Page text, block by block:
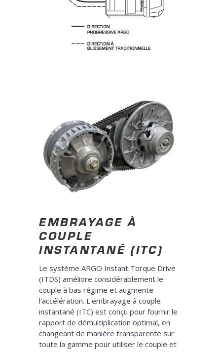
EMBRAYAGE À
COUPLE
INSTANTANÉ (ITC)
Le système ARGO Instant Torque Drive
(ITDS) améliore considérablement le
couple à bas régime et augmente
l'accélération. L'embrayage à couple
instantané (ITC) est conçu pour fournir le
rapport de démultiplication optimal, en
changeant de manière transparente sur
toute la gamme pour utiliser le couple et